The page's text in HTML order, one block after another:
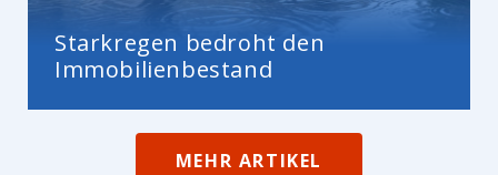
Starkregen bedroht den
Immobilienbestand
MEHR ARTIKEL